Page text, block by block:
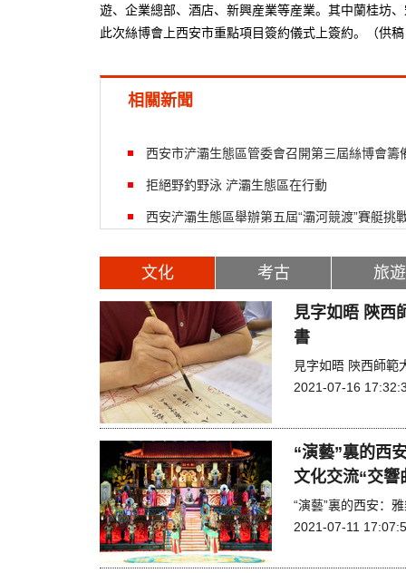
遊、企業總部、酒店、新興産業等産業。其中蘭桂坊
此次絲博會上西安市重點項目簽約儀式上簽約。（供
相關新聞
西安市浐灞生態區管委會召開第三屆絲博會籌
拒絕野釣野泳 浐灞生態區在行動
西安浐灞生態區舉辦第五屆“灞河競渡”賽艇挑
文化 考古 旅遊
見字如晤 陝西
書
見字如晤 陝西師範
2021-07-16
“演藝”裏的西
文化交流“交響
“演藝”裏的西安：
2021-07-11